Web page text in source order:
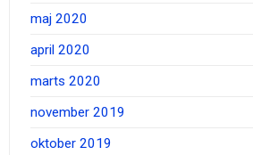
maj 2020
april 2020
marts 2020
november 2019
oktober 2019